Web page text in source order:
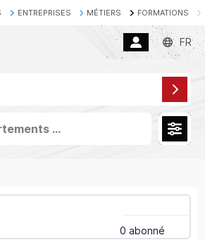
ENTREPRISES MÉTIERS FORMATIONS
FR
...
0 abonné